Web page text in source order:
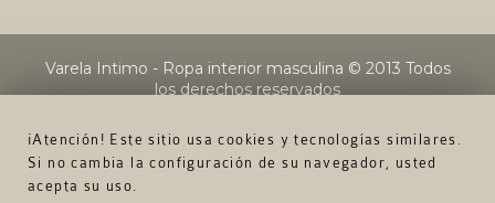
¡Atención! Este sitio usa cookies y tecnologías similares.
Si no cambia la configuración de su navegador, usted
acepta su uso.
Varela Intimo - Ropa interior masculina © 2013 Todos
los derechos reservados